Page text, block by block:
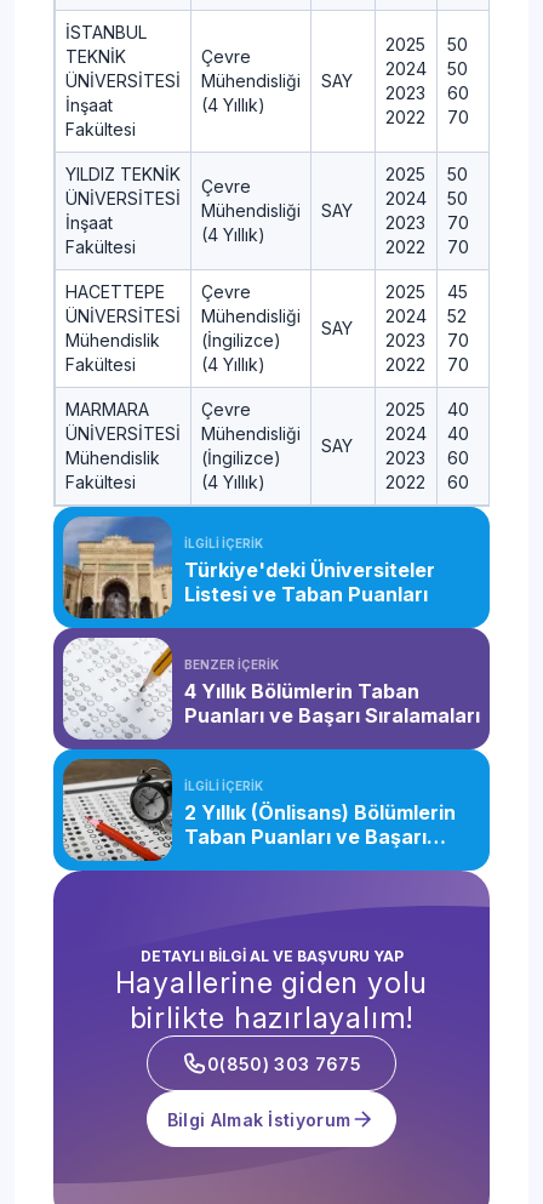
İSTANBUL
TEKNİK
ÜNİVERSİTESİ
İnşaat
Fakültesi
Çevre
Mühendisliği
(4 Yıllık)
SAY
2025
2024
2023
2022
50
50
60
70
YILDIZ TEKNİK
ÜNİVERSİTESİ
İnşaat
Fakültesi
Çevre
Mühendisliği
(4 Yıllık)
SAY
2025
2024
2023
2022
50
50
70
70
HACETTEPE
ÜNİVERSİTESİ
Mühendislik
Fakültesi
Çevre
Mühendisliği
(İngilizce)
(4 Yıllık)
SAY
2025
2024
2023
2022
45
52
70
70
MARMARA
ÜNİVERSİTESİ
Mühendislik
Fakültesi
Çevre
Mühendisliği
(İngilizce)
(4 Yıllık)
SAY
2025
2024
2023
2022
40
40
60
60
İLGİLİ İÇERİK
Türkiye'deki Üniversiteler
Listesi ve Taban Puanları
BENZER İÇERİK
4 Yıllık Bölümlerin Taban
Puanları ve Başarı Sıralamaları
İLGİLİ İÇERİK
2 Yıllık (Önlisans) Bölümlerin
Taban Puanları ve Başarı
DETAYLI BİLGİ AL VE BAŞVURU YAP
Hayallerine giden yolu
birlikte hazırlayalım!
0(850) 303 7675
Bilgi Almak İstiyorum